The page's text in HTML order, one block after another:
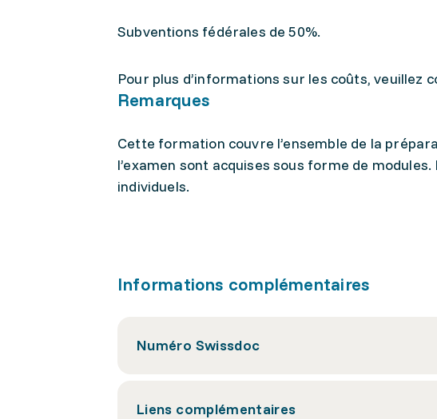
Subventions fédérales de 50%.
Pour plus d’informations sur les coûts, veuillez
Remarques
Cette formation couvre l’ensemble de la
l’examen sont acquises sous forme de
individuels.
Informations complémentaires
Numéro Swissdoc
Liens complémentaires